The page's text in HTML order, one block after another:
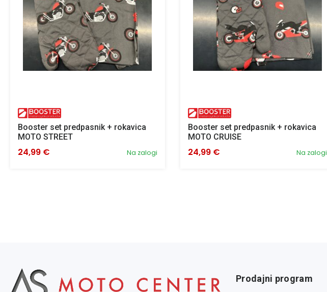
Booster set predpasnik + rokavica
MOTO STREET
Na zalogi
24,99 €
Booster set predpasnik + rokavica
MOTO CRUISE
Na zalogi
24,99 €
Prodajni program